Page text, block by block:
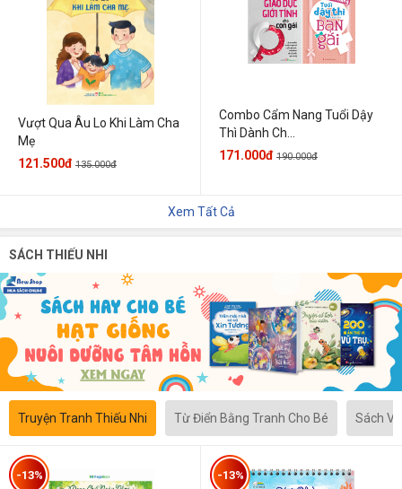
Vượt Qua Âu Lo Khi Làm Cha
Mẹ
121.500đ 135.000đ
Combo Cẩm Nang Tuổi Dậy
Thì Dành Ch...
171.000đ 190.000đ
Xem Tất Cả
SÁCH THIẾU NHI
Truyện Tranh Thiếu Nhi Từ Điển Bằng Tranh Cho Bé Sách
-13% -13%